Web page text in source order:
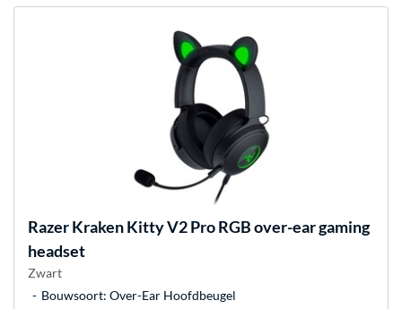
RazerKraken Kitty V2 Pro RGB over-ear gaming
headset
Zwart
Bouwsoort: Over-Ear Hoofdbeugel